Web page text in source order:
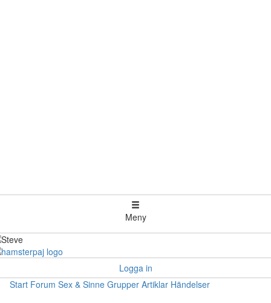
Meny
Logga in
Start Forum Sex & Sinne Grupper Artiklar Händelser